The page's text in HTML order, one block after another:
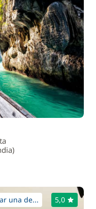
una de... 5,0